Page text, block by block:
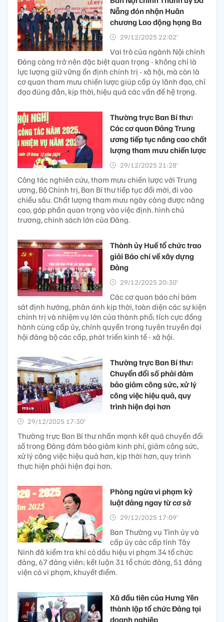
Nẵng đón nhận Huân
chương Lao động hạng Ba
29/12/2025 22:02’
Vai trò của ngành Nội chính
Đảng càng trở nên đặc biệt quan trọng - không chỉ là
lực lượng giữ vững ổn định chính trị - xã hội, mà còn là
cơ quan tham mưu chiến lược giúp cấp ủy lãnh đạo, chỉ
đạo đúng đắn, kịp thời, hiệu quả các vấn đề hệ trọng.
Thường trực Ban Bí thư:
Các cơ quan Đảng Trung
ương tiếp tục nâng cao chất
lượng tham mưu chiến lược
29/12/2025 21:28’
Công tác nghiên cứu, tham mưu chiến lược với Trung
ương, Bộ Chính trị, Ban Bí thư tiếp tục đổi mới, đi vào
chiều sâu. Chất lượng tham mưu ngày càng được nâng
cao, góp phần quan trọng vào việc định. hình chủ
trương, chính sách lớn của Đảng.
Thành ủy Huế tổ chức trao
giải Báo chí về xây dựng
Đảng
29/12/2025 20:30’
Các cơ quan báo chí bám
sát định hướng, phản ánh kịp thời, toàn diện các sự kiện
chính trị và nhiệm vụ lớn của thành phố; tích cực đồng
hành cùng cấp ủy, chính quyền trong tuyên truyền đại
hội đảng bộ các cấp, phát triển kinh tế - xã hội.
Thường trực Ban Bí thư:
Chuyển đổi số phải đảm
bảo giảm công sức, xử lý
công việc hiệu quả, quy
trình hiện đại hơn
29/12/2025 17:30’
Thường trực Ban Bí thư nhấn mạnh kết quả chuyển đổi
số trong Đảng đảm bảo giảm kinh phí, giảm công sức,
xử lý công việc hiệu quả hơn, kịp thời hơn, quy trình
thực hiện phải hiện đại hơn.
Phòng ngừa vi phạm kỷ
luật đảng ngay từ cơ sở
29/12/2025 17:09’
Ban Thường vụ Tỉnh ủy và
cấp ủy các cấp tỉnh Tây
Ninh đã kiểm tra khi có dấu hiệu vi phạm 34 tổ chức
đảng, 67 đảng viên; kết luận 31 tổ chức đảng, 51 đảng
viện có vi phạm, khuyết điểm.
Xã đầu tiên của Hưng Yên
thành lập tổ chức Đảng tại
doanh nghiệp